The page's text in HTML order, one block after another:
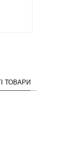
ТОВАРИ